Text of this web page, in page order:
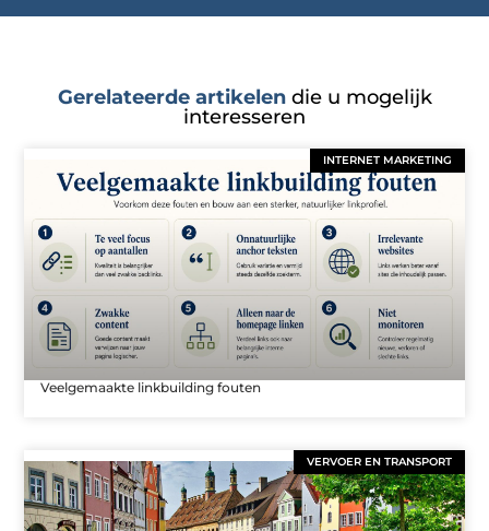
Gerelateerde artikelendie u mogelijk
interesseren
INTERNET MARKETING
Veelgemaakte linkbuilding fouten
VERVOER EN TRANSPORT